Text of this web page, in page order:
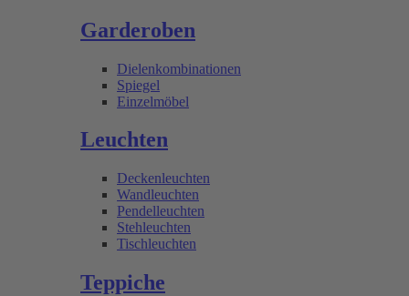
Garderoben
Dielenkombinationen
Spiegel
Einzelmöbel
Leuchten
Deckenleuchten
Wandleuchten
Pendelleuchten
Stehleuchten
Tischleuchten
Teppiche